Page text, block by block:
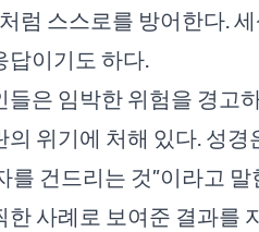
럼 스스로를 방어한다.
답이기도 하다.
들은 임박한 위험을 경고
의 위기에 처해 있다. 성
를 건드리는 것”이라고
한 사례로 보여준 결과를